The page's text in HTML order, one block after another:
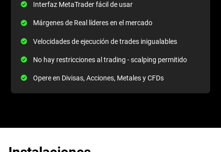
Interfaz MetaTrader fácil de usar
Márgenes de Real líderes en el mercado
Velocidades de ejecución de trades inigualables
No hay restricciones al trading - scalping permitido
Opere en Divisas, Acciones, Metales y CFDs